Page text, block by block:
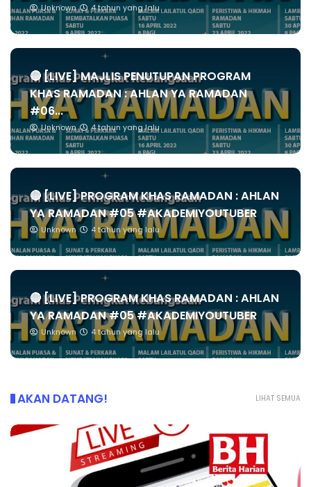
Unknown 4 tahun yang lalu
🔴 [LIVE] MAJLIS PENUTUPAN PROGRAM
KHAS RAMADAN : AHLAN YA RAMADAN
#06...
Unknown 4 tahun yang lalu
🔴 [LIVE] PROGRAM KHAS RAMADAN : AHLAN
YA RAMADAN #05 #AKADEMIYOUTUBER
Unknown 4 tahun yang lalu
🔴 [LIVE] PROGRAM KHAS RAMADAN : AHLAN
YA RAMADAN #05 #AKADEMIYOUTUBER
Unknown 4 tahun yang lalu
LIHAT SEMUA
AKAN DATANG!